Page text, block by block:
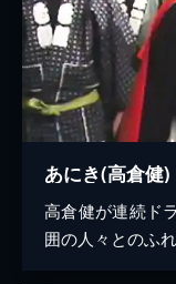
あにき(高倉健)
高倉健が連続ド
囲の人々とのふ